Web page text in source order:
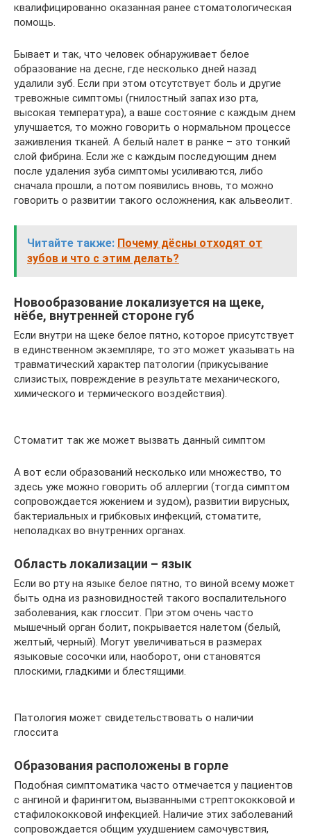
квалифицированно оказанная ранее стоматологическая
помощь.
Бывает и так, что человек обнаруживает белое
образование на десне, где несколько дней назад
удалили зуб. Если при этом отсутствует боль и другие
тревожные симптомы (гнилостный запах изо рта,
высокая температура), а ваше состояние с каждым днем
улучшается, то можно говорить о нормальном процессе
заживления тканей. А белый налет в ранке – это тонкий
слой фибрина. Если же с каждым последующим днем
после удаления зуба симптомы усиливаются, либо
сначала прошли, а потом появились вновь, то можно
говорить о развитии такого осложнения, как альвеолит.
Читайте также: Почему дёсны отходят от
зубов и что с этим делать?
Новообразование локализуется на щеке,
нёбе, внутренней стороне губ
Если внутри на щеке белое пятно, которое присутствует
в единственном экземпляре, то это может указывать на
травматический характер патологии (прикусывание
слизистых, повреждение в результате механического,
химического и термического воздействия).
Стоматит так же может вызвать данный симптом
А вот если образований несколько или множество, то
здесь уже можно говорить об аллергии (тогда симптом
сопровождается жжением и зудом), развитии вирусных,
бактериальных и грибковых инфекций, стоматите,
неполадках во внутренних органах.
Область локализации – язык
Если во рту на языке белое пятно, то виной всему может
быть одна из разновидностей такого воспалительного
заболевания, как глоссит. При этом очень часто
мышечный орган болит, покрывается налетом (белый,
желтый, черный). Могут увеличиваться в размерах
языковые сосочки или, наоборот, они становятся
плоскими, гладкими и блестящими.
Патология может свидетельствовать о наличии
глоссита
Образования расположены в горле
Подобная симптоматика часто отмечается у пациентов
с ангиной и фарингитом, вызванными стрептококковой и
стафилококковой инфекцией. Наличие этих заболеваний
сопровождается общим ухудшением самочувствия,